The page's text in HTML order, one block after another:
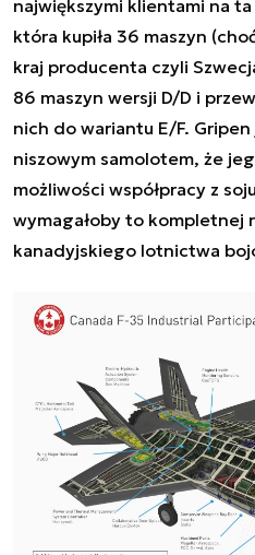
największymi klientami na
która kupiła 36 maszyn
kraj producenta czyli
86 maszyn wersji D/D i
nich do wariantu E/F.
niszowym samolotem, że
możliwości współpracy z
wymagałoby to kompletnej
kanadyjskiego lotnictwa